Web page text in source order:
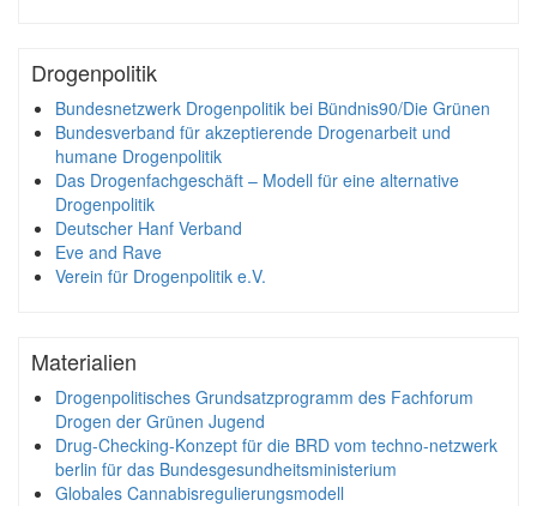
Drogenpolitik
Bundesnetzwerk Drogenpolitik bei Bündnis90/Die Grünen
Bundesverband für akzeptierende Drogenarbeit und
humane Drogenpolitik
Das Drogenfachgeschäft – Modell für eine alternative
Drogenpolitik
Deutscher Hanf Verband
Eve and Rave
Verein für Drogenpolitik e.V.
Materialien
Drogenpolitisches Grundsatzprogramm des Fachforum
Drogen der Grünen Jugend
Drug-Checking-Konzept für die BRD vom techno-netzwerk
berlin für das Bundesgesundheitsministerium
Globales Cannabisregulierungsmodell